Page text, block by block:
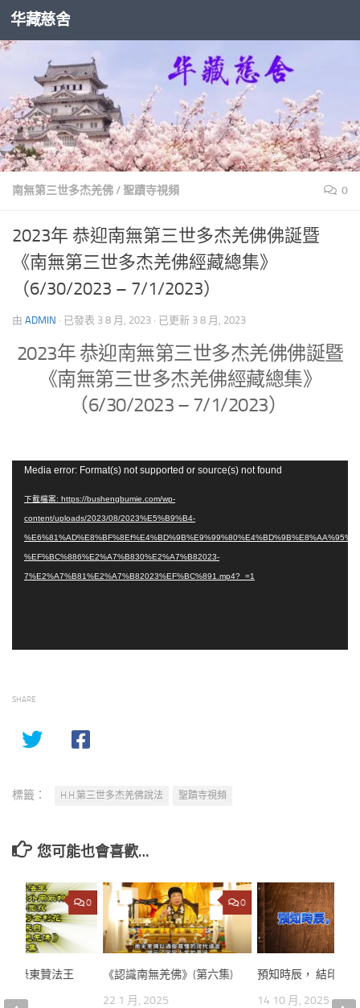
Skip to content
华藏慈舍
南無第三世多杰羌佛/聖蹟寺視頻 0
2023年 恭迎南無第三世多杰羌佛佛誕暨
《南無第三世多杰羌佛經藏總集》
（6/30/2023 – 7/1/2023）
由 ADMIN · 已發表 3 8 月, 2023 · 已更新 3 8 月, 2023
2023年 恭迎南無第三世多杰羌佛佛誕暨
《南無第三世多杰羌佛經藏總集》
（6/30/2023 – 7/1/2023）
Media error: Format(s) not supported or source(s) not found
下載檔案: https://bushengbumie.com/wp-
content/uploads/2023/08/2023%E5%B9%B4-
%EF%BC%886%E2%A7%B830%E2%A7%B82023-
7%E2%A7%B81%E2%A7%B82023%EF%BC%891.mp4?_=1
SHARE
標籤： H.H.第三世多杰羌佛說法 聖蹟寺視頻
您可能也會喜歡…
0
《認識南無羌佛》(第六集)
22 1 月, 2025
預知時辰， 結印坐
14 10 月, 2025
0
子 祿東贊法王